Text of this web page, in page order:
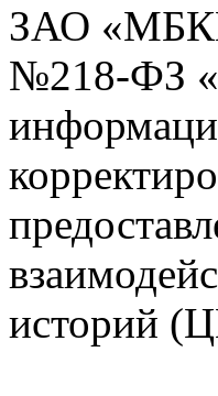
ЗАО
№218-ФЗ
историй